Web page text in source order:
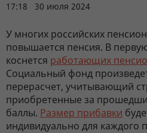
17:18 30 июля 2024
У многих российских
повышается пенсия. В
коснется работающих
Социальный фонд
перерасчет, учитывающий
приобретенные за
баллы. Размер прибавки
индивидуально для каждого